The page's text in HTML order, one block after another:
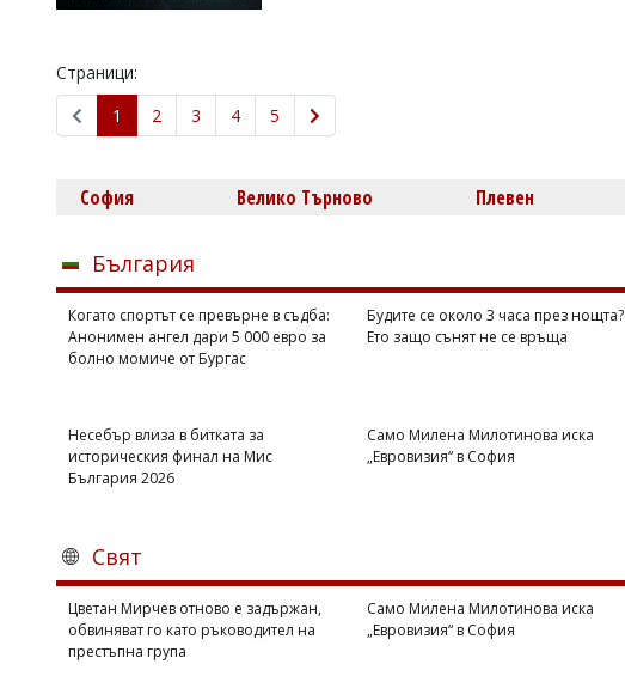
Страници:
1
2 3 4 5
София Велико Търново Плевен
България
Когато спортът се превърне в съдба:
Анонимен ангел дари 5 000 евро за
болно момиче от Бургас
Будите се около 3 часа през нощта?
Ето защо сънят не се връща
Несебър влиза в битката за
историческия финал на Мис
България 2026
Само Милена Милотинова иска
„Евровизия“ в София
Свят
Цветан Мирчев отново е задържан,
обвиняват го като ръководител на
престъпна група
Само Милена Милотинова иска
„Евровизия“ в София